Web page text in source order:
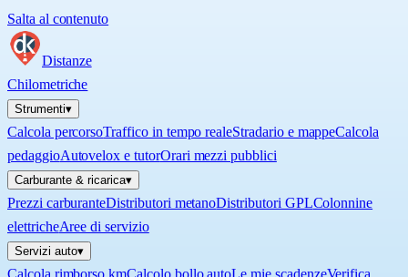
Salta al contenuto
Distanze
Chilometriche
Strumenti▾
Calcola percorsoTraffico in tempo realeStradario e mappeCalcola
pedaggioAutovelox e tutorOrari mezzi pubblici
Carburante & ricarica▾
Prezzi carburanteDistributori metanoDistributori GPLColonnine
elettricheAree di servizio
Servizi auto▾
Calcola rimborso kmCalcolo bollo autoLe mie scadenzeVerifica